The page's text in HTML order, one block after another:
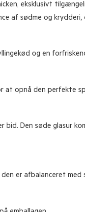
eksklusivt
af sødme og
og en
opnå den perfekte
bid. Den søde glasur
er afbalanceret med